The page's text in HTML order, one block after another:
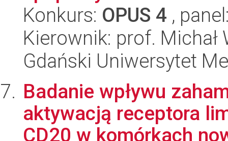
Konkurs: OPUS 4 ,
Kierownik: prof. Michał
Gdański Uniwersytet
Badanie wpływu
aktywacją receptora
CD20 w komórkach